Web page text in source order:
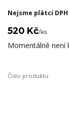
Nejsme plátci DPH
520 Kč/ks
Momentálně není
Číslo produktu: